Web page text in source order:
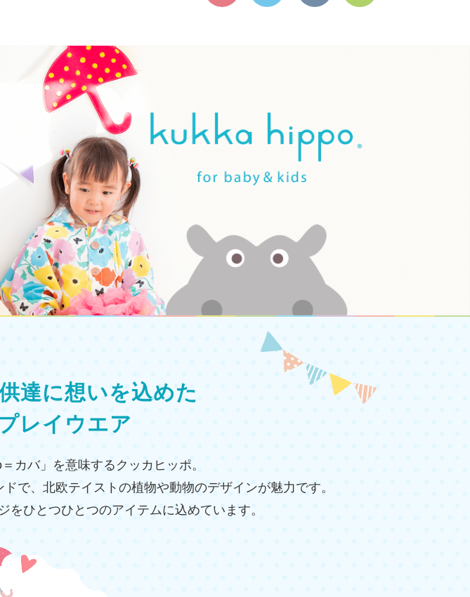
達に想いを込めた
レイウエア
カバ」を意味するクッカヒッポ。
で、北欧テイストの植物や動物のデザインが魅力です。
をひとつひとつのアイテムに込めています。